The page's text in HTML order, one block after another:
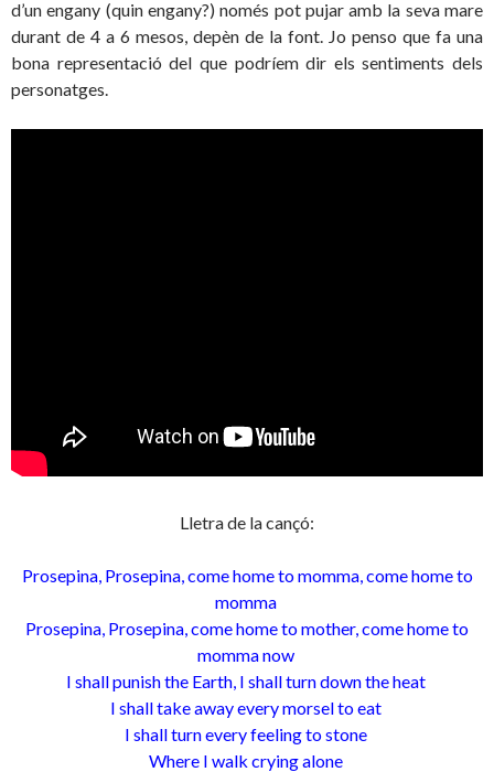
d’un engany (quin engany?) només pot pujar amb la seva mare
durant de 4 a 6 mesos, depèn de la font. Jo penso que fa una
bona representació del que podríem dir els sentiments dels
personatges.
Lletra de la cançó:
Prosepina, Prosepina, come home to momma, come home to
momma
Prosepina, Prosepina, come home to mother, come home to
momma now
I shall punish the Earth, I shall turn down the heat
I shall take away every morsel to eat
I shall turn every feeling to stone
Where I walk crying alone